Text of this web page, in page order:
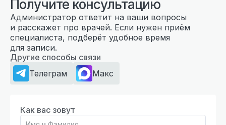
Получите консультацию
Администратор ответит на ваши вопросы
и расскажет про врачей. Если нужен приём
специалиста, подберёт удобное время
для записи.
Другие способы связи
Телеграм
Макс
Как вас зовут